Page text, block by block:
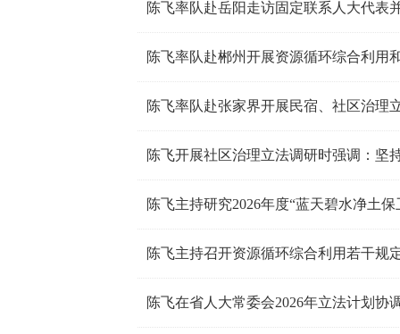
陈飞率队赴岳阳走访固定联系人大代表
陈飞率队赴郴州开展资源循环综合利用
陈飞率队赴张家界开展民宿、社区治理
陈飞主持研究2026年度“蓝天碧水净土
陈飞主持召开资源循环综合利用若干规